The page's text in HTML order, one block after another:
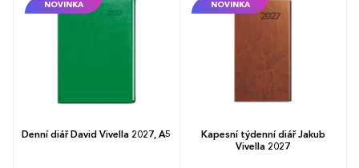
NOVINKA
Denní diář David Vivella 2027, A5
NOVINKA
Kapesní týdenní diář Jakub
Vivella 2027